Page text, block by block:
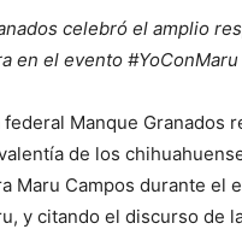
celebró el amplio
en el evento #YoConMaru
federal Manque Granados
de los
Maru Campos durante el
y citando el discurso de